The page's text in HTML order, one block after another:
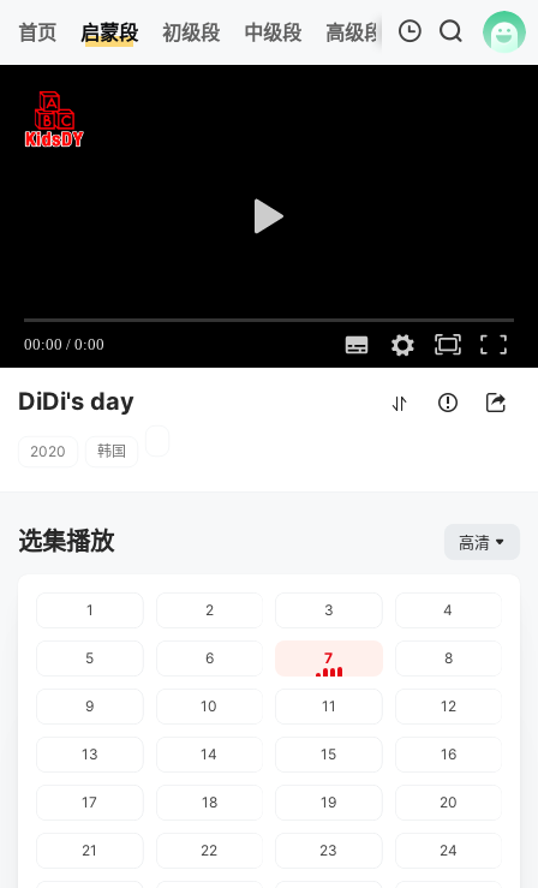
首页 启蒙段 初级段 中级段 高级段 今日更新
0
热
DiDi's day
2020 韩国
选集播放 高清
1 2 3 4
5 6 7 8
9 10 11 12
13 14 15 16
17 18 19 20
21 22 23 24